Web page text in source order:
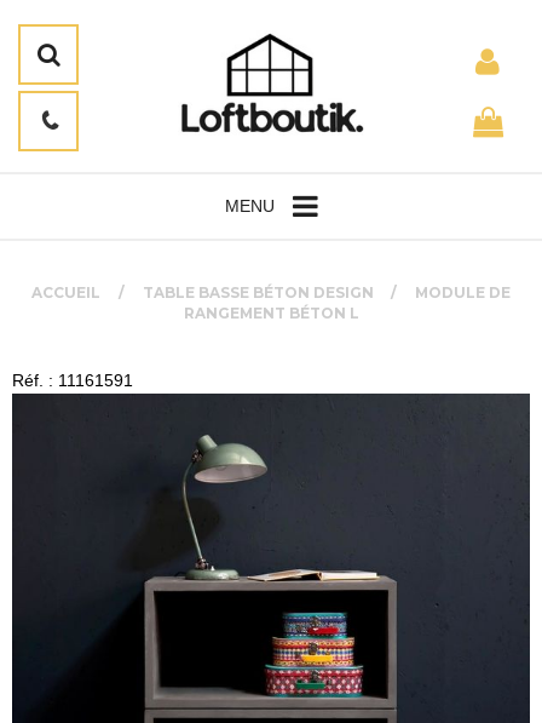
MENU
ACCUEIL TABLE BASSE BÉTON DESIGN
MODULE DE
RANGEMENT BÉTON L
Réf. : 11161591